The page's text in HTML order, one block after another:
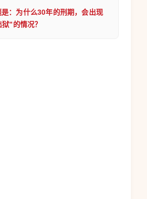
：为什么30年的刑期，会出现
”的情况？